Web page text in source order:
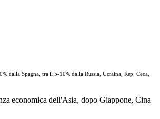
dalla Spagna, tra il 5-10% dalla Russia, Ucraina, Rep. Ceca,
economica dell'Asia, dopo Giappone, Cina